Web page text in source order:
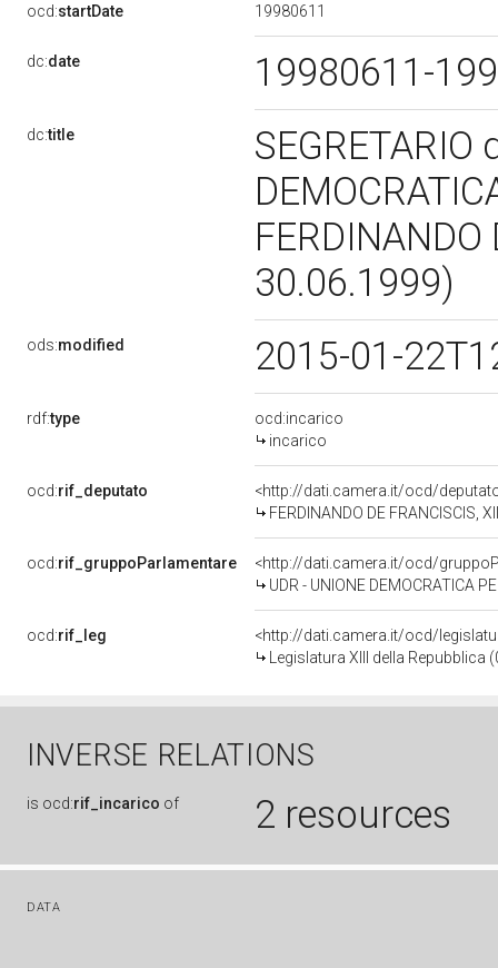
ocd:startDate 19980611
dc:date 19980611-
dc:title
30.06.1999)
ods:modified 2015-01-
rdf:type
ocd:incarico
incarico
ocd:rif_deputato
<http://dati.camera.it/ocd/
FERDINANDO DE FRANCISCIS,
ocd:rif_gruppoParlamentare
<http://dati.camera.it/ocd/
UDR - UNIONE DEMOCRATICA
ocd:rif_leg
<http://dati.camera.it/ocd/
Legislatura XIII della
INVERSE RELATIONS
is ocd:rif_incarico of 2 resources
DATA